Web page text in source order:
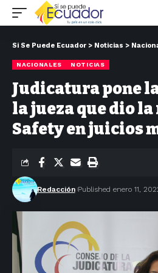
Si Se Puede Ecuador > Noticias >
NACIONALES NOTICIAS
Judicatura pone
la jueza que dio la
Safety en juicios
Redacción Published enero 11,